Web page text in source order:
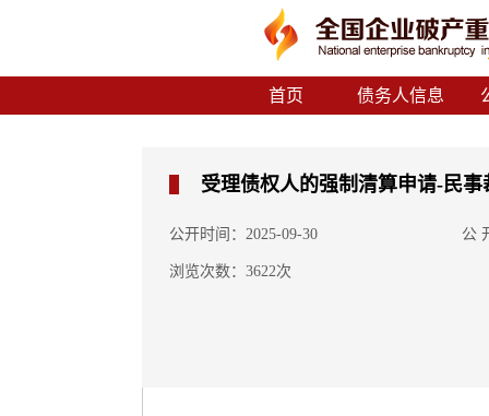
首页 债务人信息
受理债权人的强制清算申请-民事
公开时间：2025-09-30 公
浏览次数：3622次